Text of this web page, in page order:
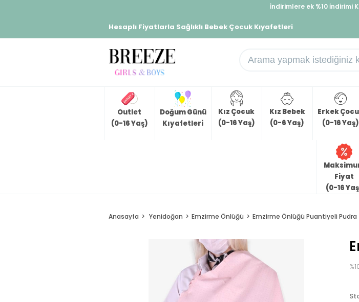
İndirimlere ek %10 İndirimi
Hesaplı Fiyatlarla Sağlıklı Bebek Çocuk Kıyafetleri
Outlet
(0-16 Yaş)
Doğum Günü
Kıyafetleri
Kız Çocuk
(0-16 Yaş)
Kız Bebek
(0-6 Yaş)
Erkek
(0-16 Yaş)
Fiyat
(0-16
Anasayfa Yenidoğan Emzirme Önlüğü Emzirme Önlüğü Puantiyeli Pudra